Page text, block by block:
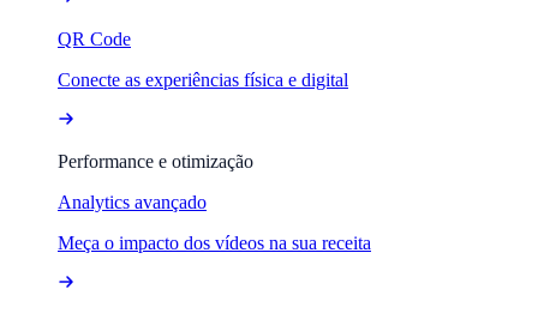
QR Code
Conecte as experiências física e digital
Performance e otimização
Analytics avançado
Meça o impacto dos vídeos na sua receita